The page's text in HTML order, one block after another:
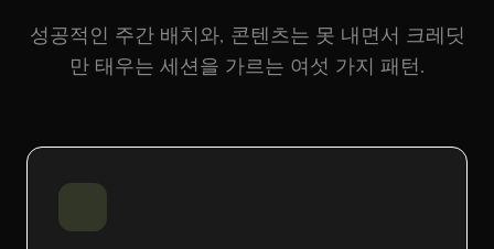
성공적인 주간 배치와, 콘텐츠는 못 내면서 크레딧
만 태우는 세션을 가르는 여섯 가지 패턴.